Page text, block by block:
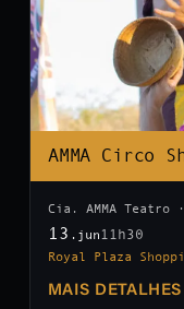
AMMA Circo
Cia. AMMA Teatro
13 .jun 11h30
Royal Plaza
MAIS DETALHES